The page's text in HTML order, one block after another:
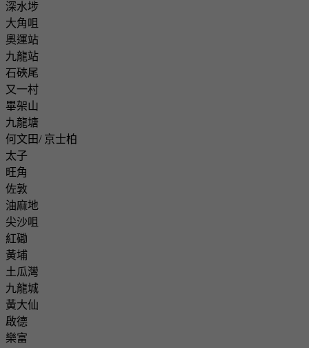
深水埗
大角咀
奧運站
九龍站
石硤尾
又一村
畢架山
九龍塘
何文田/ 京士柏
太子
旺角
佐敦
油麻地
尖沙咀
紅磡
黃埔
土瓜灣
九龍城
黃大仙
啟德
樂富